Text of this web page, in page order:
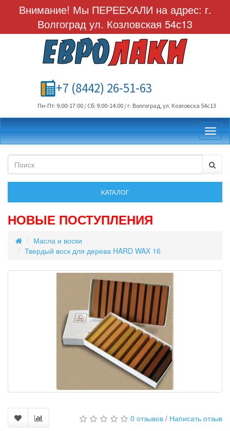
Внимание! Мы ПЕРЕЕХАЛИ на адрес: г.
Волгоград ул. Козловская 54с13
+7 (8442) 26-51-63
Пн-Пт: 9:00-17:00 / Сб: 9:00-14:00 / г. Волгоград, ул. Козловска 54с13
НОВЫЕ ПОСТУПЛЕНИЯ
Масла и воски
Твердый воск для дерева HARD WAX 16
0 отзывов / Написать отзыв